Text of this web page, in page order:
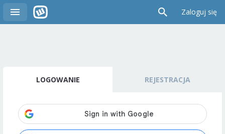
Zaloguj się
LOGOWANIE REJESTRACJA